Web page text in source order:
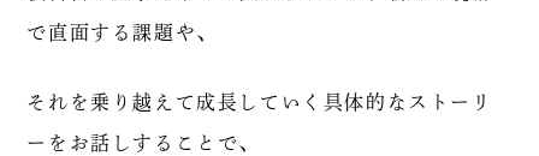
で直面する課題や、
それを乗り越えて成長していく具体的なストーリ
ーをお話しすることで、